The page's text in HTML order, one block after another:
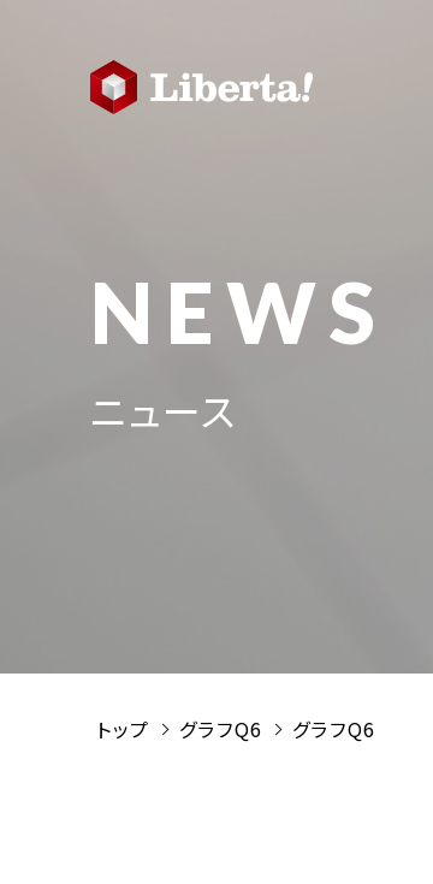
NEWS
ニュース
トップ グラフQ6 グラフQ6